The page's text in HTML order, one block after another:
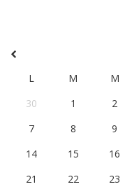
L M M
30
1 2
7
8 9
14
15 16
21
22 23